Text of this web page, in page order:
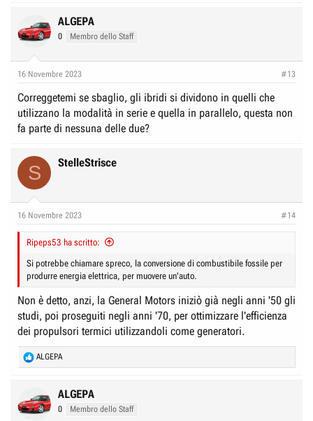
ALGEPA
0 Membro dello Staff
16 Novembre 2023 #13
Correggetemi se sbaglio, gli ibridi si dividono in quelli che
utilizzano la modalità in serie e quella in parallelo, questa non
fa parte di nessuna delle due?
S StelleStrisce
16 Novembre 2023 #14
Ripeps53 ha scritto:
Si potrebbe chiamare spreco, la conversione di combustibile fossile per
produrre energia elettrica, per muovere un'auto.
Non è detto, anzi, la General Motors iniziò già negli anni '50 gli
studi, poi proseguiti negli anni '70, per ottimizzare l'efficienza
dei propulsori termici utilizzandoli come generatori.
R
e
t
i
ALGEPA
ALGEPA
0 Membro dello Staff